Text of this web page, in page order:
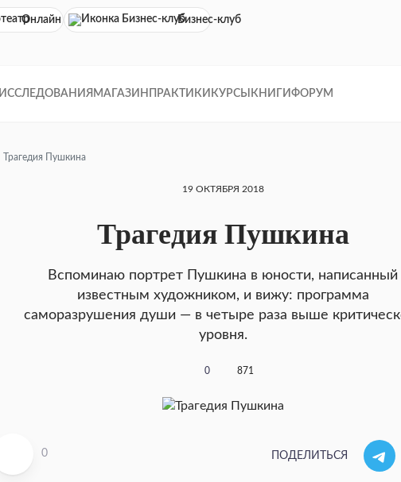
Онлайн кинотеатр
Бизнес-клуб
ИССЛЕДОВАНИЯ МАГАЗИН ПРАКТИКИ КУРСЫ КНИГИ ФОРУМ
Трагедия Пушкина
19 ОКТЯБРЯ 2018
Трагедия Пушкина
Вспоминаю портрет Пушкина в юности, написан­ный
известным художником, и вижу: программа
саморазрушения души — в четыре раза выше
уровня.
0 871
0 ПОДЕЛИТЬСЯ